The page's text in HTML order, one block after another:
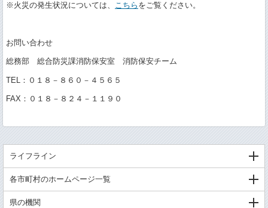
※火災の発生状況については、 こちら をご覧ください。
お問い合わせ
総務部 総合防災課消防保安室 消防保安チーム
TEL：０１８－８６０－４５６５
FAX：０１８－８２４－１１９０
ライフライン
各市町村のホームページ一覧
県の機関